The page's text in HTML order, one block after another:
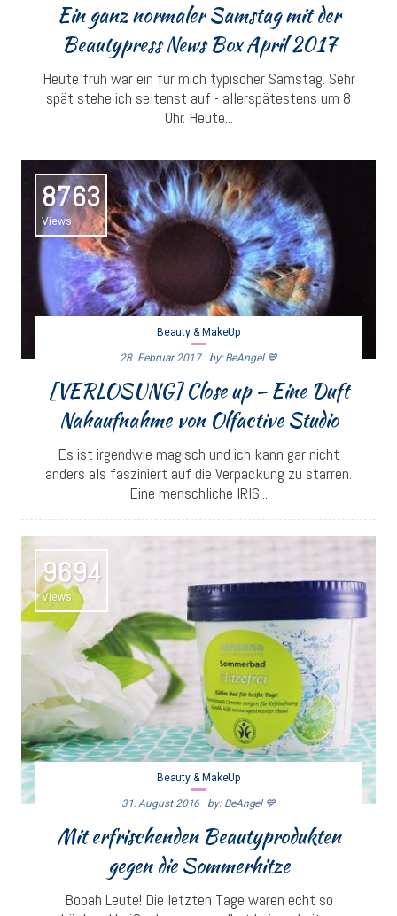
Ein ganz normaler Samstag mit der
Beautypress News Box April 2017
Heute früh war ein für mich typischer Samstag. Sehr
spät stehe ich seltenst auf - allerspätestens um 8
Uhr. Heute...
8763
Views
Beauty & MakeUp
28. Februar 2017 By: BeAngel 💙
[VERLOSUNG] Close up – Eine Duft
Nahaufnahme von Olfactive Studio
Es ist irgendwie magisch und ich kann gar nicht
anders als fasziniert auf die Verpackung zu starren.
Eine menschliche IRIS...
9694
Views
Beauty & MakeUp
31. August 2016 By: BeAngel 💙
Mit erfrischenden Beautyprodukten
gegen die Sommerhitze
Booah Leute! Die letzten Tage waren echt so